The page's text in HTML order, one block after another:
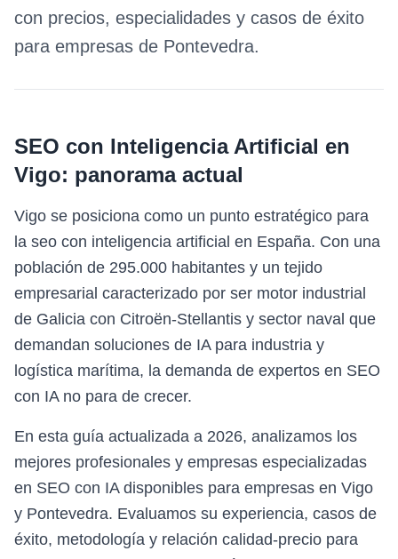
con precios, especialidades y casos de éxito
para empresas de Pontevedra.
SEO con Inteligencia Artificial en
Vigo: panorama actual
Vigo se posiciona como un punto estratégico para
la seo con inteligencia artificial en España. Con una
población de 295.000 habitantes y un tejido
empresarial caracterizado por ser motor industrial
de Galicia con Citroën-Stellantis y sector naval que
demandan soluciones de IA para industria y
logística marítima, la demanda de expertos en SEO
con IA no para de crecer.
En esta guía actualizada a 2026, analizamos los
mejores profesionales y empresas especializadas
en SEO con IA disponibles para empresas en Vigo
y Pontevedra. Evaluamos su experiencia, casos de
éxito, metodología y relación calidad-precio para